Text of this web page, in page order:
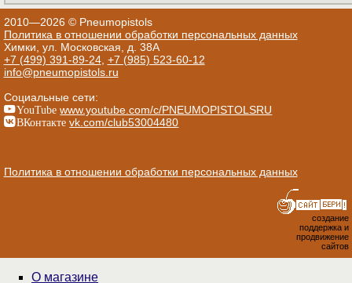
2010—2026 © Pneumopistols
Политика в отношении обработки персональных данных
Химки, ул. Московская, д. 38А
+7 (499) 391-89-24, +7 (985) 523-60-12
info@pneumopistols.ru
Социальные сети:
YouTube www.youtube.com/c/PNEUMOPISTOLSRU
ВКонтакте vk.com/club53004480
Политика в отношении обработки персональных данных
создание
поддержка и
продвижение
сайтов
О магазине